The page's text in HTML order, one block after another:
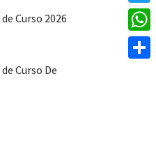
Curso 2026
Curso De